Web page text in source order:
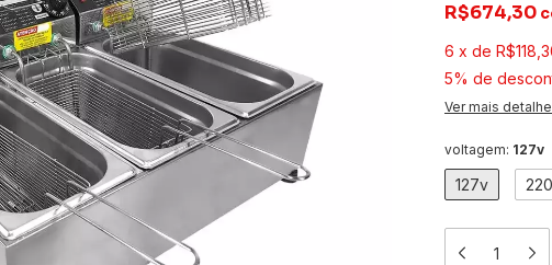
R$674,30
6 x de
5% de
Ver mais
voltagem: 127v
127v